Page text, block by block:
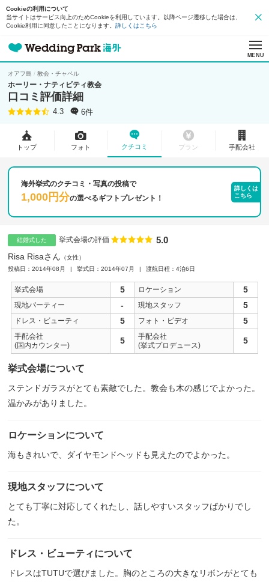
Cookieの利用について
当サイトはサービス向上のためCookieを利用しています。以降ページ遷移した場合は、
Cookie利用に同意したことになります。 詳しくはこちら
MENU
オアフ島 教会・チャペル
ホーリー・ナティビティ教会
口コミ評価詳細
4.3 6件
トップ フォト クチコミ プラン 手配会社
海外挙式のクチコミ・写真の投稿で
1,000円分の選べるギフトプレゼント！
詳しくは
こちら
結婚式した 挙式会場の評価 点数
5.0
Risa Risaさん
女性
投稿日：2014年08月
挙式日：2014年07月 渡航日程：4泊6日
挙式会場 5 ロケーション 5
現地パーティー - 現地スタッフ 5
ドレス・ビューティ 5 フォト・ビデオ 5
手配会社
(国内カウンター)
5
手配会社
(挙式プロデュース)
5
挙式会場について
ステンドガラスがとても素敵でした。教会も木の感じでよかった。
温かみがありました。
ロケーションについて
海もきれいで、ダイヤモンドヘッドも見えたのでよかった。
現地スタッフについて
とても丁寧に対応してくれたし、話しやすいスタッフばかりでし
た。
ドレス・ビューティについて
ドレスはTUTUで選びました。胸のところの大きなリボンがとても